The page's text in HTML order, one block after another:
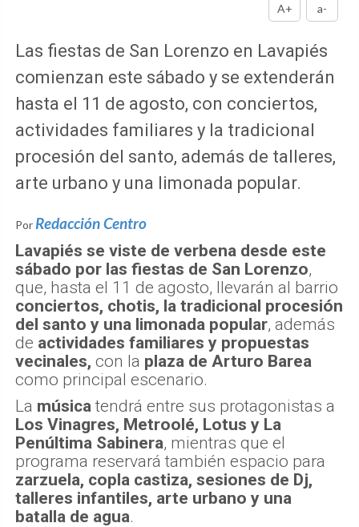
A+
a-
Las fiestas de San Lorenzo en Lavapiés
comienzan este sábado y se extenderán
hasta el 11 de agosto, con conciertos,
actividades familiares y la tradicional
procesión del santo, además de talleres,
arte urbano y una limonada popular.
Por Redacción Centro
Lavapiés se viste de verbena desde este
sábado por las fiestas de San Lorenzo,
que, hasta el 11 de agosto, llevarán al barrio
conciertos, chotis, la tradicional procesión
del santo y una limonada popular, además
de actividades familiares y propuestas
vecinales, con la plaza de Arturo Barea
como principal escenario.
La música tendrá entre sus protagonistas a
Los Vinagres, Metroolé, Lotus y La
Penúltima Sabinera, mientras que el
programa reservará también espacio para
zarzuela, copla castiza, sesiones de Dj,
talleres infantiles, arte urbano y una
batalla de agua.